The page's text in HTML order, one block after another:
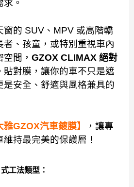
。
窗的 SUV、MPV 或高階轎
者、孩童，或特別重視車內
間， GZOX CLIMAX 絕對
貼對膜，讓你的車不只是遮
是安全、舒適與風格兼具的
GZOX汽車鍍膜】
，讓專
持最完美的保護層！
工法類型：